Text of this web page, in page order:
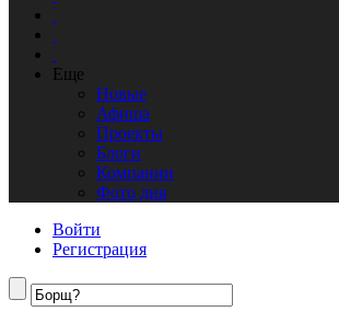
Еще
Новые
Афиша
Проекты
Блоги
Компании
Фото дня
Войти
Регистрация